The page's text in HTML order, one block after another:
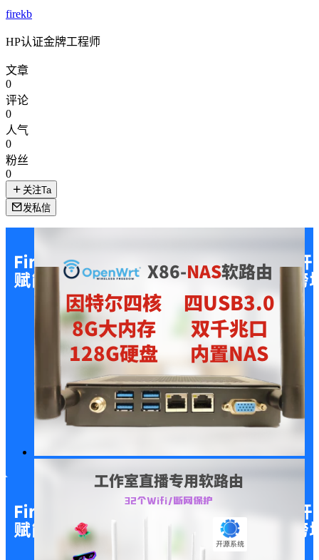
firekb
HP认证金牌工程师
文章
0
评论
0
人气
0
粉丝
0
关注Ta
发私信